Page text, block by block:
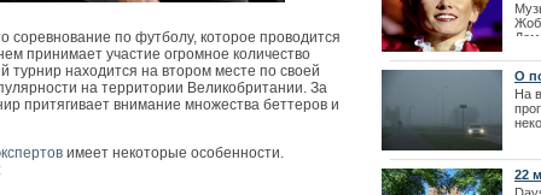
соревнование по футболу, которое проводится
принимает участие огромное количество
турнир находится на втором месте по своей
на территории Великобритании. За
притягивает внимание множества беттеров и
имеет некоторые особенности.
Лайма
фестиваля
|
О
На
22